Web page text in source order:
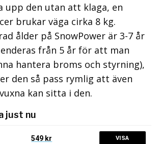
upp den utan att klaga, en
brukar väga cirka 8 kg.
ålder på SnowPower är 3-7 år
från 5 år för att man
hantera broms och styrning),
den så pass rymlig att även
kan sitta i den.
just nu
549 kr VISA